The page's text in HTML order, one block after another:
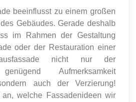
beeinflusst zu einem großen
Gebäudes. Gerade deshalb
im Rahmen der Gestaltung
oder der Restauration einer
nicht nur der
Aufmerksamkeit
auch der Verzierung!
welche Fassadenideen wir